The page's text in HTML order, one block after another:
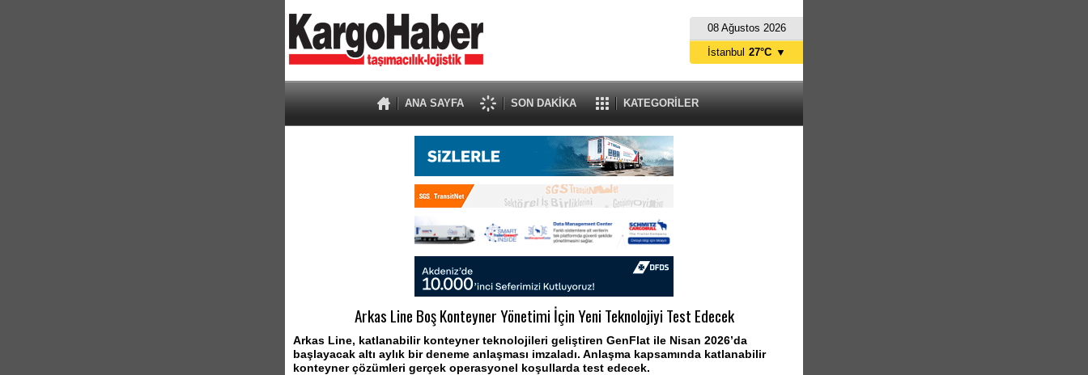
08 Ağustos 2026
ANA SAYFA SON DAKİKA KATEGORİLER
İstanbul 27°C ▼
Arkas Line Boş Konteyner Yönetimi İçin Yeni Teknolojiyi Test Edecek
Arkas Line, katlanabilir konteyner teknolojileri geliştiren GenFlat ile Nisan 2026’da
başlayacak altı aylık bir deneme anlaşması imzaladı. Anlaşma kapsamında katlanabilir
konteyner çözümleri gerçek operasyonel koşullarda test edecek.